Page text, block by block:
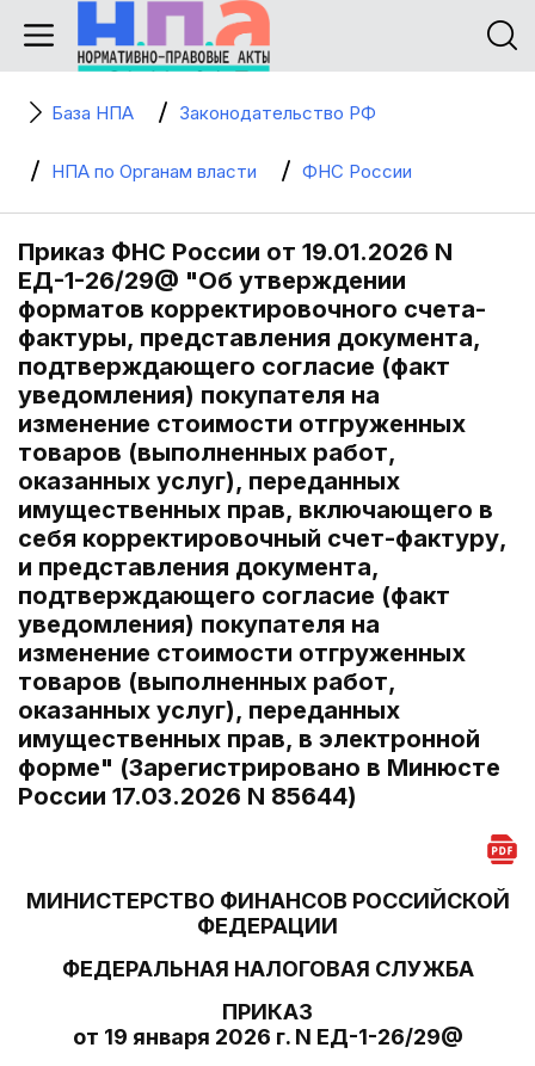
База НПА Законодательство РФ
НПА по Органам власти ФНС России
Приказ ФНС России от 19.01.2026 N
ЕД-1-26/29@ "Об утверждении
форматов корректировочного счета-
фактуры, представления документа,
подтверждающего согласие (факт
уведомления) покупателя на
изменение стоимости отгруженных
товаров (выполненных работ,
оказанных услуг), переданных
имущественных прав, включающего в
себя корректировочный счет-фактуру,
и представления документа,
подтверждающего согласие (факт
уведомления) покупателя на
изменение стоимости отгруженных
товаров (выполненных работ,
оказанных услуг), переданных
имущественных прав, в электронной
форме" (Зарегистрировано в Минюсте
России 17.03.2026 N 85644)
МИНИСТЕРСТВО ФИНАНСОВ РОССИЙСКОЙ
ФЕДЕРАЦИИ
ФЕДЕРАЛЬНАЯ НАЛОГОВАЯ СЛУЖБА
ПРИКАЗ
от 19 января 2026 г. N ЕД-1-26/29@